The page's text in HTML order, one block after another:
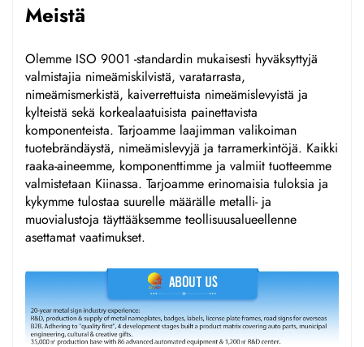
Meistä
Olemme ISO 9001 -standardin mukaisesti hyväksyttyjä
valmistajia nimeämiskilvistä, varatarrasta,
nimeämismerkistä, kaiverrettuista nimeämislevyistä ja
kylteistä sekä korkealaatuisista painettavista
komponenteista. Tarjoamme laajimman valikoiman
tuotebrändäystä, nimeämislevyjä ja tarramerkintöjä. Kaikki
raaka-aineemme, komponenttimme ja valmiit tuotteemme
valmistetaan Kiinassa. Tarjoamme erinomaisia tuloksia ja
kykymme tulostaa suurelle määrälle metalli- ja
muovialustoja täyttääksemme teollisuusalueellenne
asettamat vaatimukset.